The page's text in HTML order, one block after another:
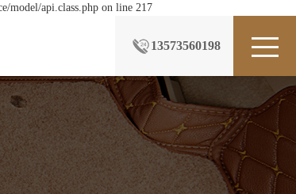
model/api.class.php on line 217
13573560198